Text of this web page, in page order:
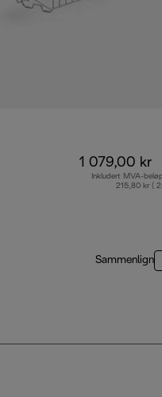
1 079,00 kr
Inkludert MVA-
215,80 kr (
Sammenlign